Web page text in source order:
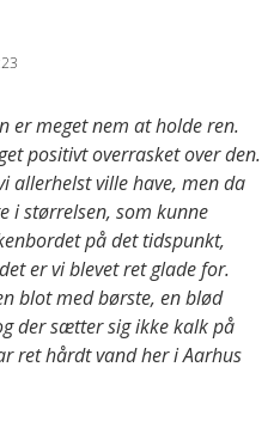
er meget nem at holde ren.
positivt overrasket over den.
allerhelst ville have, men da
i størrelsen, som kunne
på det tidspunkt,
er vi blevet ret glade for.
blot med børste, en blød
der sætter sig ikke kalk på
ret hårdt vand her i Aarhus